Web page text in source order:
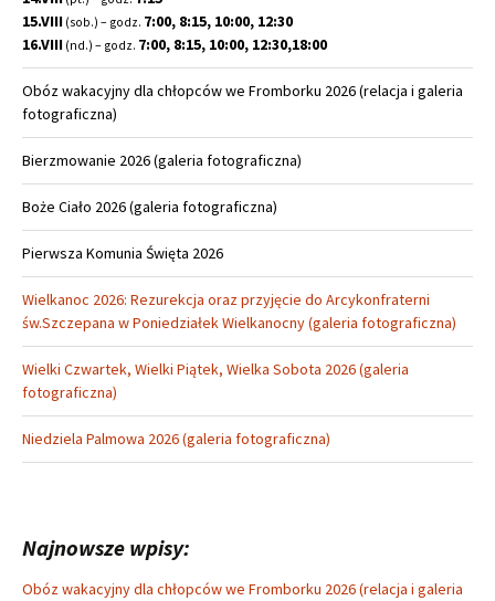
15.VIII (sob.) – godz. 7:00, 8:15, 10:00, 12:30
16.VIII (nd.) – godz. 7:00, 8:15, 10:00, 12:30,18:00
Obóz wakacyjny dla chłopców we Fromborku 2026 (relacja i galeria
fotograficzna)
Bierzmowanie 2026 (galeria fotograficzna)
Boże Ciało 2026 (galeria fotograficzna)
Pierwsza Komunia Święta 2026
Wielkanoc 2026: Rezurekcja oraz przyjęcie do Arcykonfraterni
św.Szczepana w Poniedziałek Wielkanocny (galeria fotograficzna)
Wielki Czwartek, Wielki Piątek, Wielka Sobota 2026 (galeria
fotograficzna)
Niedziela Palmowa 2026 (galeria fotograficzna)
Najnowsze wpisy:
Obóz wakacyjny dla chłopców we Fromborku 2026 (relacja i galeria